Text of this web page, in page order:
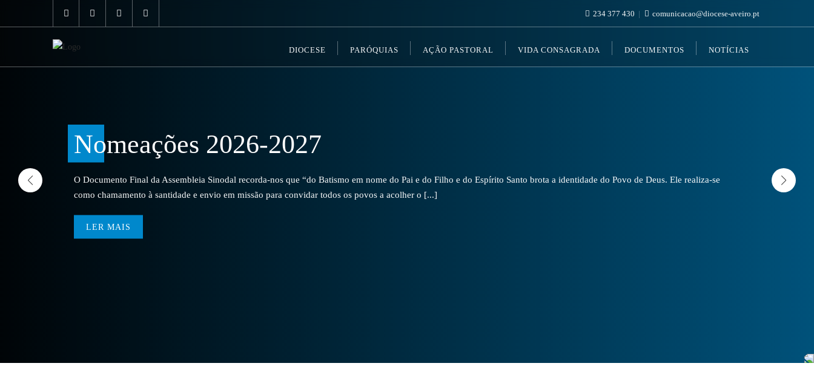
234 377 430 comunicacao@diocese-aveiro.pt
DIOCESE PARÓQUIAS AÇÃO PASTORAL VIDA CONSAGRADA DOCUMENTOS NOTÍCIAS
Nomeações 2026-2027
O Documento Final da Assembleia Sinodal recorda-nos que “do Batismo em nome do Pai e do Filho e do Espírito Santo brota a identidade do Povo de Deus. Ele realiza-se
como chamamento à santidade e envio em missão para convidar todos os povos a acolher o [...]
LER MAIS